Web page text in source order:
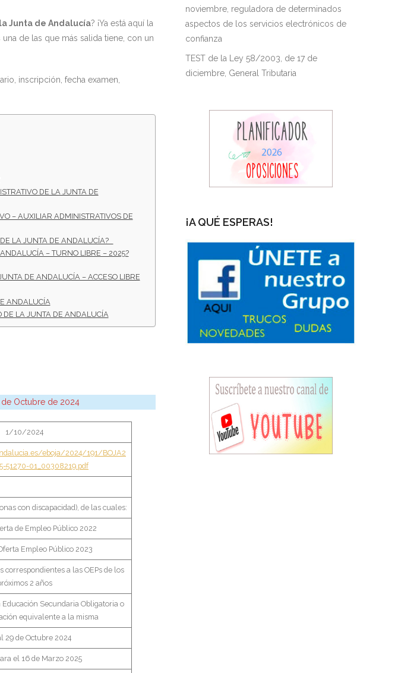
Junta de Andalucía? ¡Ya está aquí la
de las que más salida tiene, con un
inscripción, fecha examen,
DE LA JUNTA DE
– AUXILIAR ADMINISTRATIVOS DE
LA JUNTA DE ANDALUCÍA?
– TURNO LIBRE – 2025?
DE ANDALUCÍA – ACCESO LIBRE
ANDALUCÍA
DE LA JUNTA DE ANDALUCÍA
de Octubre de 2024
1/10/2024
eboja/2024/191/BOJA2
51270-01_00308219.pdf
con discapacidad), de las cuales:
de Empleo Público 2022
Empleo Público 2023
correspondientes a las OEPs de los
2 años
Secundaria Obligatoria o
equivalente a la misma
29 de Octubre 2024
el 16 de Marzo 2025
noviembre, reguladora de determinados
aspectos de los servicios electrónicos de
confianza
TEST de la Ley 58/2003, de 17 de
diciembre, General Tributaria
¡A QUÉ ESPERAS!